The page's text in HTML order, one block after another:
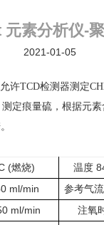
素分析仪-
2021-01-05
许TCD检测器测定
定痕量硫，根据元素
(燃烧) 温度
ml/min 参考气
ml/min 注氧